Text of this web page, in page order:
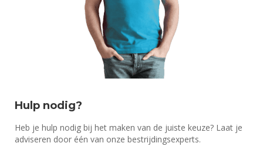
Hulp nodig?
Heb je hulp nodig bij het maken van de juiste keuze? Laat je
adviseren door één van onze bestrijdingsexperts.